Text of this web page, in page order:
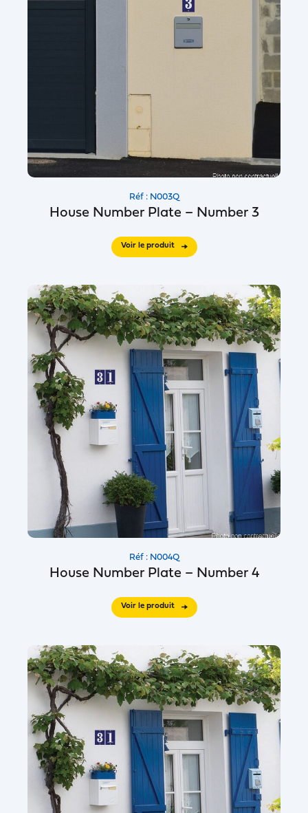
Réf : N003Q
House Number Plate – Number 3
Voir le produit
Réf : N004Q
House Number Plate – Number 4
Voir le produit